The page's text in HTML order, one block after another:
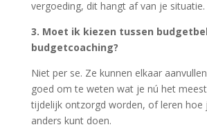
vergoeding, dit hangt af van je situatie.
3. Moet ik kiezen tussen
budgetcoaching?
Niet per se. Ze kunnen elkaar
goed om te weten wat je nú het
tijdelijk ontzorgd worden, of leren hoe
anders kunt doen.